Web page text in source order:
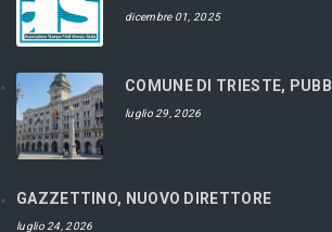
dicembre 01, 2025
luglio 29, 2026
GAZZETTINO, NUOVO DIRETTORE
luglio 24, 2026